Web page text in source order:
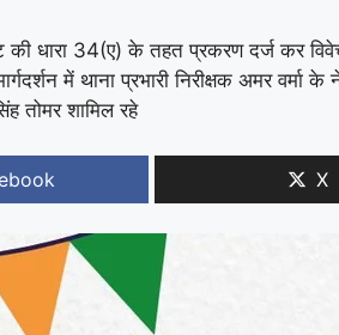
धारा 34(ए) के तहत प्रकरण दर्ज कर
में थाना प्रभारी निरीक्षक अमर
तोमर शामिल रहे
X